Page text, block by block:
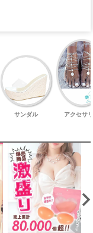
サンダル アクセサ